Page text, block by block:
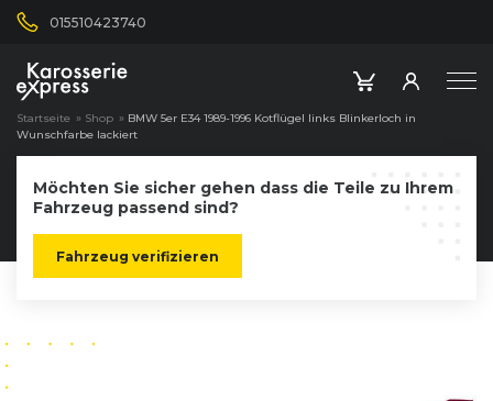
015510423740
Startseite » Shop » BMW 5er E34 1989-1996 Kotflügel links Blinkerloch in
Wunschfarbe lackiert
Möchten Sie sicher gehen dass die Teile zu Ihrem
Fahrzeug passend sind?
Fahrzeug verifizieren